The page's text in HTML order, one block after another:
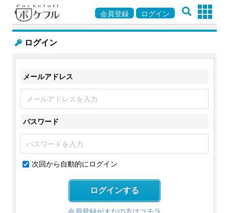
会員登録 ログイン
ログイン
メールアドレス
パスワード
次回から自動的にログイン
会員登録がまだの方はコチラ